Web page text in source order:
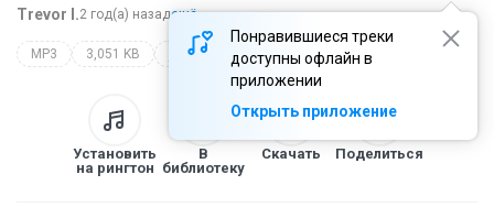
Понравившиеся треки
доступны офлайн в
приложении
Открыть приложение
Trevor I.2 год(а) назадещё...
MP3 3,051 KB jake
Установить
на рингтон
В
библиотеку
Скачать Поделиться